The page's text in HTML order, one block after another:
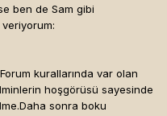
ben de Sam gibi
kurallarında var olan
hoşgörüsü sayesinde
sonra boku